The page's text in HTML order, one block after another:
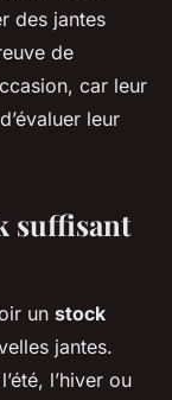
des jantes
de
car leur
leur
suffisant
un stock
jantes.
l’hiver ou